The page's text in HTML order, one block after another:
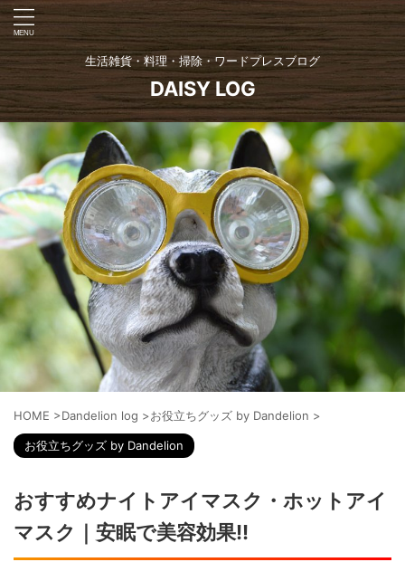
生活雑貨・料理・掃除・ワードプレスブログ
DAISY LOG
HOME >Dandelion log >お役立ちグッズ by Dandelion >
お役立ちグッズ by Dandelion
おすすめナイトアイマスク・ホットアイ
マスク｜安眠で美容効果!!